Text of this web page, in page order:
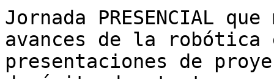
Jornada PRESENCIAL
avances de la robótica
presentaciones de